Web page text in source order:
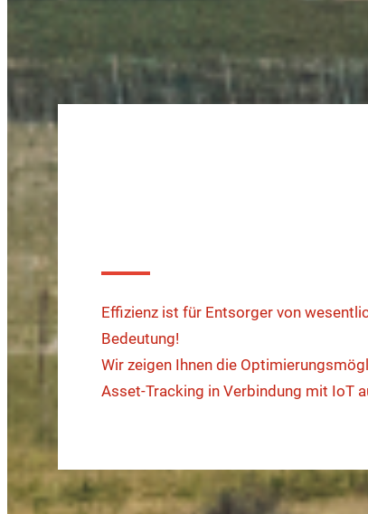
Effizienz ist für Entsorger von
Bedeutung!
Wir zeigen Ihnen die
Asset-Tracking in Verbindung mit IoT